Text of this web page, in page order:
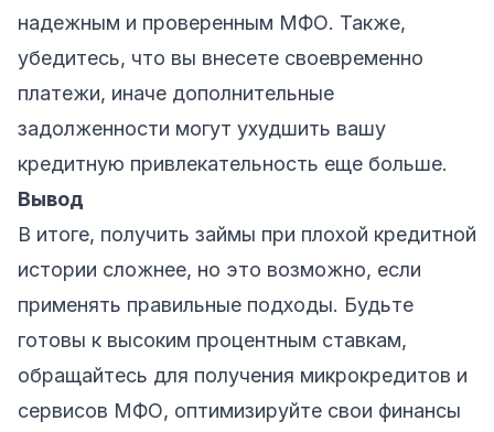
надежным и проверенным МФО. Также,
убедитесь, что вы внесете своевременно
платежи, иначе дополнительные
задолженности могут ухудшить вашу
кредитную привлекательность еще больше.
Вывод
В итоге, получить займы при плохой кредитной
истории сложнее, но это возможно, если
применять правильные подходы. Будьте
готовы к высоким процентным ставкам,
обращайтесь для получения микрокредитов и
сервисов МФО, оптимизируйте свои финансы